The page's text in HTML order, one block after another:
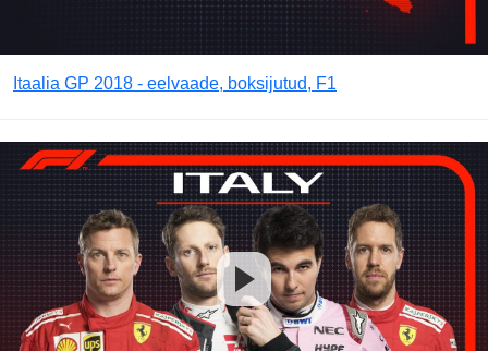
Itaalia GP 2018 - eelvaade, boksijutud, F1